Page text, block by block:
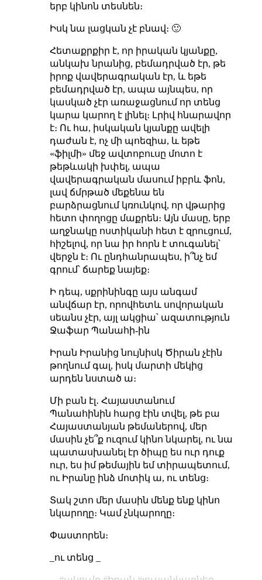
երբ կինոն տեսնեն։
Իսկ նա լացկան չէ բնավ։ 🙂
Հետաքրքիր է, որ իրական կյանքը,
անկախ նրանից, բեմադրված էր, թե
իրոք վավերագրական էր, և եթե
բեմադրված էր, ապա այնպես, որ
կասկած չէր առաջացնում որ տենց
կարա կարող է լինել։ Լրիվ հնարավոր
է։ Ու հա, իսկական կյանքը ավելի
դաժան է, ոչ մի պոեզիա, և եթե
«ֆիլմի» մեջ ավտոբուսը մոտո է
թեթևակի խփել, ապա
վավերագրական մասում իբրև ֆոն,
լավ ճմրթած մեքենա են
բարձրացնում կռունկով, որ վթարից
հետո փողոցը մաքրեն։ Այն մասը, երբ
աղջնակը ոստիկանի հետ է զրուցում,
հիշելով, որ նա իր հորն է տուգանել՝
վերջն է։ Ու ընդհանրապես, ի՞նչ եմ
գրում՝ ճարեք նայեք։
Ի դեպ, սքրինինգը այս անգամ
անվճար էր, որովհետև սովորական
սեանս չէր, այլ ակցիա՝ ազատություն
Ջաֆար Պանահի-ին
Իրան Իրանից նույնիսկ Ծիրան չէին
թողնում գալ, իսկ մարտի մեկից
արդեն նստած ա։
Մի բան էլ․ Հայաստանում
Պանահինին հարց էին տվել, թե բա
Հայաստանյան թեմաներով, մեր
մասին չե՞ք ուզում կինո նկարել, ու նա
պատասխանել էր ծիպը ես ուր դուք
ուր, ես իմ թեմային եմ տիրապետում,
ու Իրանը ինձ մոտիկ ա, ու տենց։
Տակ շտո մեր մասին մենք ենք կինո
նկարողը։ Կամ չնկարողը։
Փաստորեն։
_ու տենց _